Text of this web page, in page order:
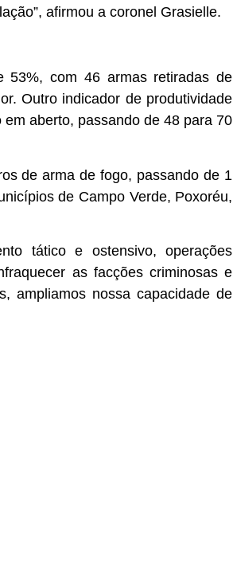
afirmou a coronel Grasielle.
53%, com 46 armas retiradas de
Outro indicador de produtividade
aberto, passando de 48 para 70
de arma de fogo, passando de 1
de Campo Verde, Poxoréu,
tático e ostensivo, operações
as facções criminosas e
ampliamos nossa capacidade de